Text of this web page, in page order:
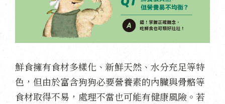
鮮食擁有食材多樣化、新鮮天然、水分充足等特
色，但由於富含狗狗必要營養素的內臟與骨骼等
食材取得不易，處理不當也可能有健康風險。若